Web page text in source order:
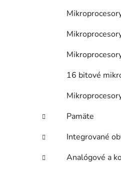
16 bitové
Pamäte
Integrované
Analógové a